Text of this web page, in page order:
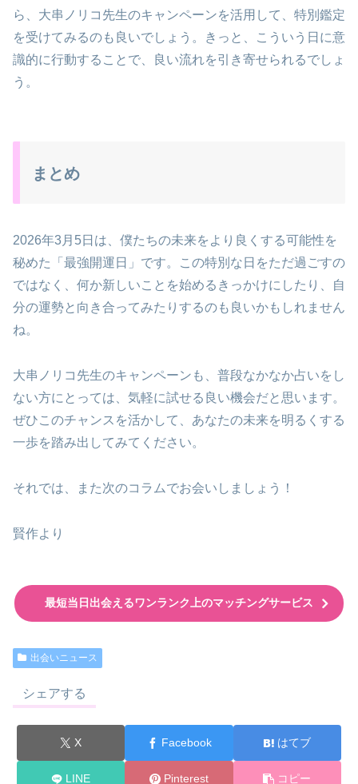
ら、大串ノリコ先生のキャンペーンを活用して、特別鑑定
を受けてみるのも良いでしょう。きっと、こういう日に意
識的に行動することで、良い流れを引き寄せられるでしょ
う。
まとめ
2026年3月5日は、僕たちの未来をより良くする可能性を
秘めた「最強開運日」です。この特別な日をただ過ごすの
ではなく、何か新しいことを始めるきっかけにしたり、自
分の運勢と向き合ってみたりするのも良いかもしれません
ね。
大串ノリコ先生のキャンペーンも、普段なかなか占いをし
ない方にとっては、気軽に試せる良い機会だと思います。
ぜひこのチャンスを活かして、あなたの未来を明るくする
一歩を踏み出してみてください。
それでは、また次のコラムでお会いしましょう！
賢作より
最短当日出会えるワンランク上のマッチングサービス
出会いニュース
シェアする
X Facebook はてブ
LINE Pinterest コピー